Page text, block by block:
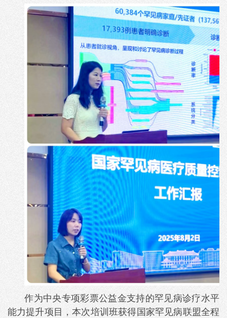
作为中央专项彩票公益金支持的罕见病诊疗水平
能力提升项目，本次培训班获得国家罕见病联盟全程